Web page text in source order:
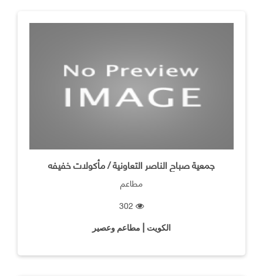
جمعية صباح الناصر التعاونية / مأكولات خفيفه
مطاعم
الكويت | مطاعم وعصير